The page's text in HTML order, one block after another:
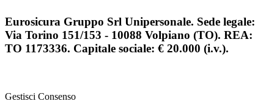
Eurosicura Gruppo Srl Unipersonale. Sede legale:
Via Torino 151/153 - 10088 Volpiano (TO). REA:
TO 1173336. Capitale sociale: € 20.000 (i.v.).
Gestisci Consenso